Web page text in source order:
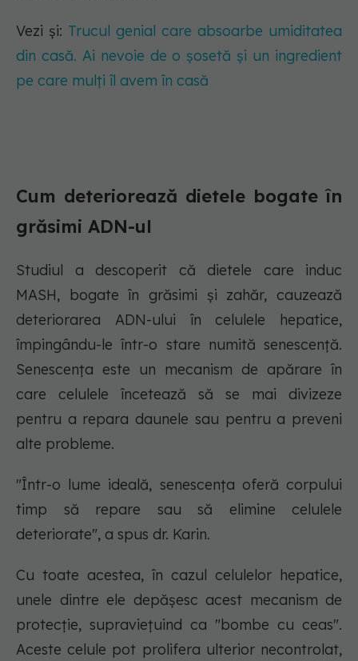
Vezi și: Trucul genial care absoarbe umiditatea
din casă. Ai nevoie de o șosetă și un ingredient
pe care mulți îl avem în casă
Cum deteriorează dietele bogate în
grăsimi ADN-ul
Studiul a descoperit că dietele care induc
MASH, bogate în grăsimi și zahăr, cauzează
deteriorarea ADN-ului în celulele hepatice,
împingându-le într-o stare numită senescență.
Senescența este un mecanism de apărare în
care celulele încetează să se mai divizeze
pentru a repara daunele sau pentru a preveni
alte probleme.
"Într-o lume ideală, senescența oferă corpului
timp să repare sau să elimine celulele
deteriorate", a spus dr. Karin.
Cu toate acestea, în cazul celulelor hepatice,
unele dintre ele depășesc acest mecanism de
protecție, supraviețuind ca "bombe cu ceas".
Aceste celule pot prolifera ulterior necontrolat,